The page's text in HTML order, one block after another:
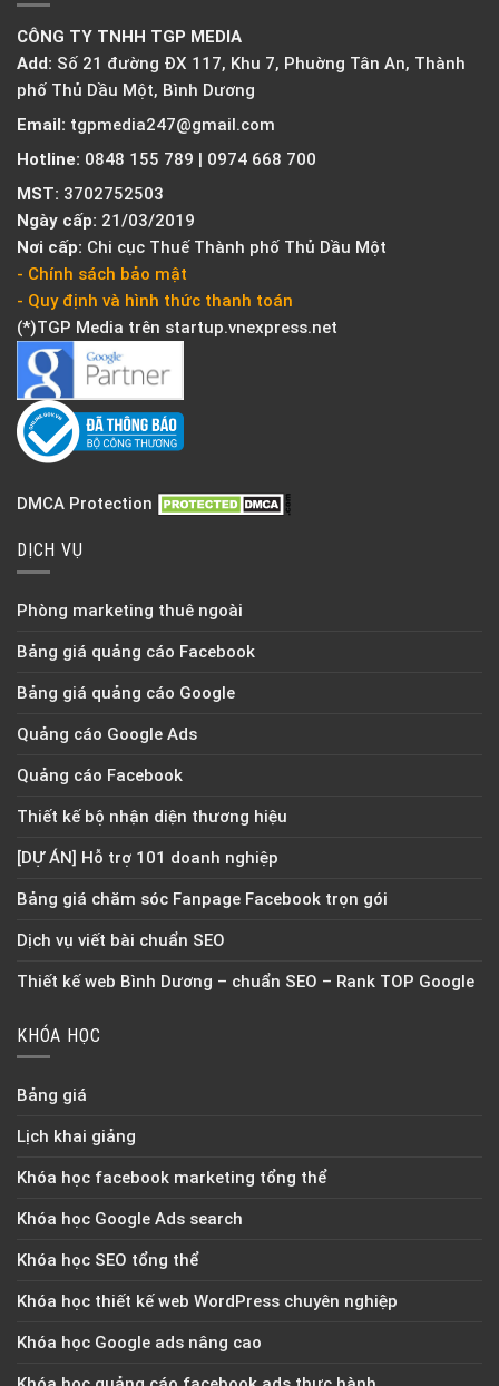
CÔNG TY TNHH TGP MEDIA
Add: Số 21 đường ĐX 117, Khu 7, Phuờng Tân An, Thành
phố Thủ Dầu Một, Bình Dương
Email: tgpmedia247@gmail.com
Hotline: 0848 155 789 | 0974 668 700
MST: 3702752503
Ngày cấp: 21/03/2019
Nơi cấp: Chi cục Thuế Thành phố Thủ Dầu Một
- Chính sách bảo mật
- Quy định và hình thức thanh toán
(*)TGP Media trên startup.vnexpress.net
DMCA Protection
DỊCH VỤ
Phòng marketing thuê ngoài
Bảng giá quảng cáo Facebook
Bảng giá quảng cáo Google
Quảng cáo Google Ads
Quảng cáo Facebook
Thiết kế bộ nhận diện thương hiệu
[DỰ ÁN] Hỗ trợ 101 doanh nghiệp
Bảng giá chăm sóc Fanpage Facebook trọn gói
Dịch vụ viết bài chuẩn SEO
Thiết kế web Bình Dương – chuẩn SEO – Rank TOP Google
KHÓA HỌC
Bảng giá
Lịch khai giảng
Khóa học facebook marketing tổng thể
Khóa học Google Ads search
Khóa học SEO tổng thể
Khóa học thiết kế web WordPress chuyên nghiệp
Khóa học Google ads nâng cao